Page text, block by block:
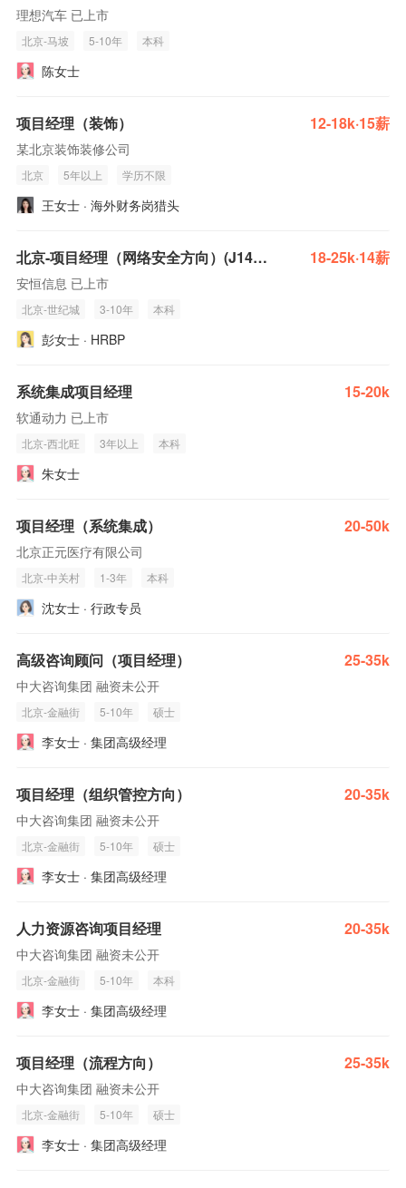
理想汽车 已上市
北京-马坡 5-10年 本科
陈女士
项目经理（装饰） 12-18k·15薪
某北京装饰装修公司
北京 5年以上 学历不限
王女士 · 海外财务岗猎头
北京-项目经理（网络安全方向）(J14233) 18-25k·14薪
安恒信息 已上市
北京-世纪城 3-10年 本科
彭女士 · HRBP
系统集成项目经理 15-20k
软通动力 已上市
北京-西北旺 3年以上 本科
朱女士
项目经理（系统集成） 20-50k
北京正元医疗有限公司
北京-中关村 1-3年 本科
沈女士 · 行政专员
高级咨询顾问（项目经理） 25-35k
中大咨询集团 融资未公开
北京-金融街 5-10年 硕士
李女士 · 集团高级经理
项目经理（组织管控方向） 20-35k
中大咨询集团 融资未公开
北京-金融街 5-10年 硕士
李女士 · 集团高级经理
人力资源咨询项目经理 20-35k
中大咨询集团 融资未公开
北京-金融街 5-10年 本科
李女士 · 集团高级经理
项目经理（流程方向） 25-35k
中大咨询集团 融资未公开
北京-金融街 5-10年 硕士
李女士 · 集团高级经理